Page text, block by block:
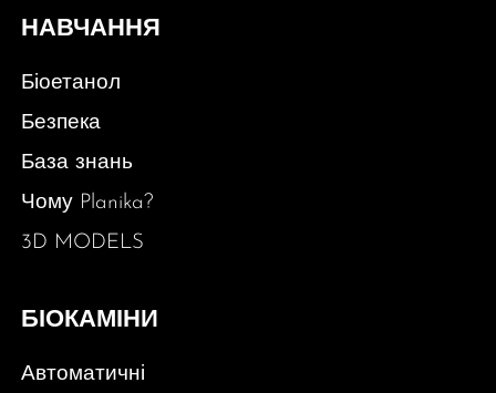
НАВЧАННЯ
Біоетанол
Безпека
База знань
Чому Planika?
3D MODELS
БІОКАМІНИ
Автоматичні